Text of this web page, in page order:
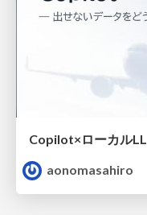
aonomasahiro